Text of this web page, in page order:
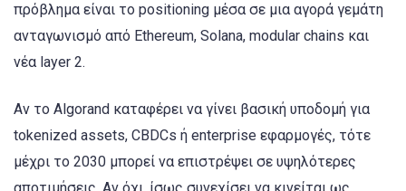
πρόβλημα είναι το positioning μέσα σε μια αγορά γεμάτη
ανταγωνισμό από Ethereum, Solana, modular chains και
νέα layer 2.
Αν το Algorand καταφέρει να γίνει βασική υποδομή για
tokenized assets, CBDCs ή enterprise εφαρμογές, τότε
μέχρι το 2030 μπορεί να επιστρέψει σε υψηλότερες